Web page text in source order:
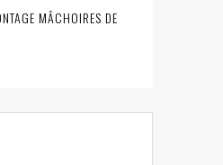
MÂCHOIRES DE